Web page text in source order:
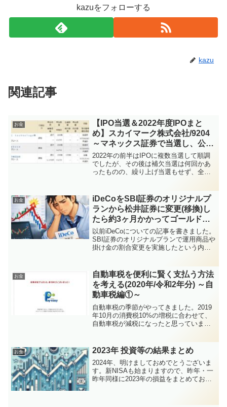
kazuをフォローする
kazu
関連記事
お金
【IPO当選＆2022年度IPOまと
め】スカイマーク株式会社/9204
～マネックス証券で当選し、公募
割れせずに喜んでいたら、売った
後にアゲアゲ～
2022年の前半はIPOに複数当選して順調
でしたが、その後は補欠当選は何回かあ
ったものの、繰り上げ当選もせず、全然
こ１～２年はポコポコ当たっていたので
感覚がおかしく...
お金
iDeCoをSBI証券のオリジナルプ
ランから松井証券に変更(移換)し
たら約3ヶ月かかってゴールドを
直近の高値で購入していた話
以前iDeCoについての記事を書きました。
SBI証券のオリジナルプランで運用商品や
掛け金の割合変更を実施したという内容
り時間がかかり、その間の相場変動でゴ
ールド...
お金
自動車税を便利に賢く支払う方法
を考える(2020年/令和2年分) ～自
動車税編①～
自動車税の季節がやってきました。2019
年10月の消費税10%の増税に合わせて、
自動車税が減税になったと思っていまし
総排気量が「1リットル超～1.5リットル
以下」なので...
お金 2023年 投資等の結果まとめ
2024年、明けましておめでとうございま
す。新NISAも始まりますので、昨年・一
昨年同様に2023年の損益をまとめてお